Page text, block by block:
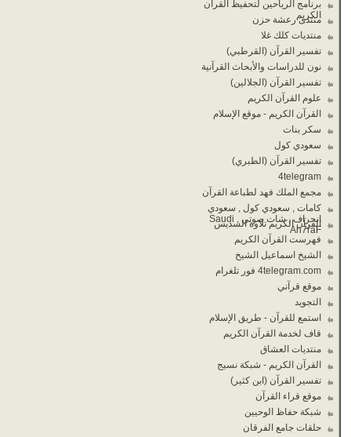
برنامج الرياحين لتحفيظ القران
الكريم
منتدى رعشة حزن
منتديات كلك غلا
تفسير القرآن (القرطبي)
نون للدراسات والأبحاث القرآنية
تفسير القرآن (الجلالين)
علوم القرآن الكريم
القرآن الكريم - موقع الإسلام
سكر بنات
سعودي كول
تفسير القرآن (الطبري)
4telegram
مجمع الملك فهد لطباعة القرآن
كامات , سعودي كول , سعودي
انحراف , شات صوتي , Saudi
An7raF
القرآن الكريم تلاوة السديس
فهرست القرآن الكريم
الشيخ اسماعيل الشيخ
4telegram.com فور تلغرام
موقع قرآني
التجويد
استمع للقرآن - طريق الإسلام
قاف لخدمة القرآن الكريم
منتديات العشاق
القرآن الكريم - شبكة نسيج
تفسير القرآن (ابن كثير)
موقع قراء القرآن
شبكة حفاظ الوحيين
حلقات جامع الفرقان